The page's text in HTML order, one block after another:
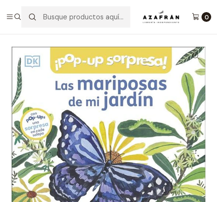
0
Las Mariposas De Mi Jardín - Pop Up